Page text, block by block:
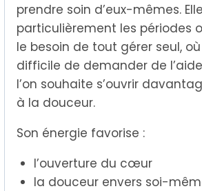
prendre soin d’eux-mêmes.
particulièrement les périodes
le besoin de tout gérer seul,
difficile de demander de
l’on souhaite s’ouvrir
à la douceur.
Son énergie favorise :
l’ouverture du cœur
la douceur envers soi-